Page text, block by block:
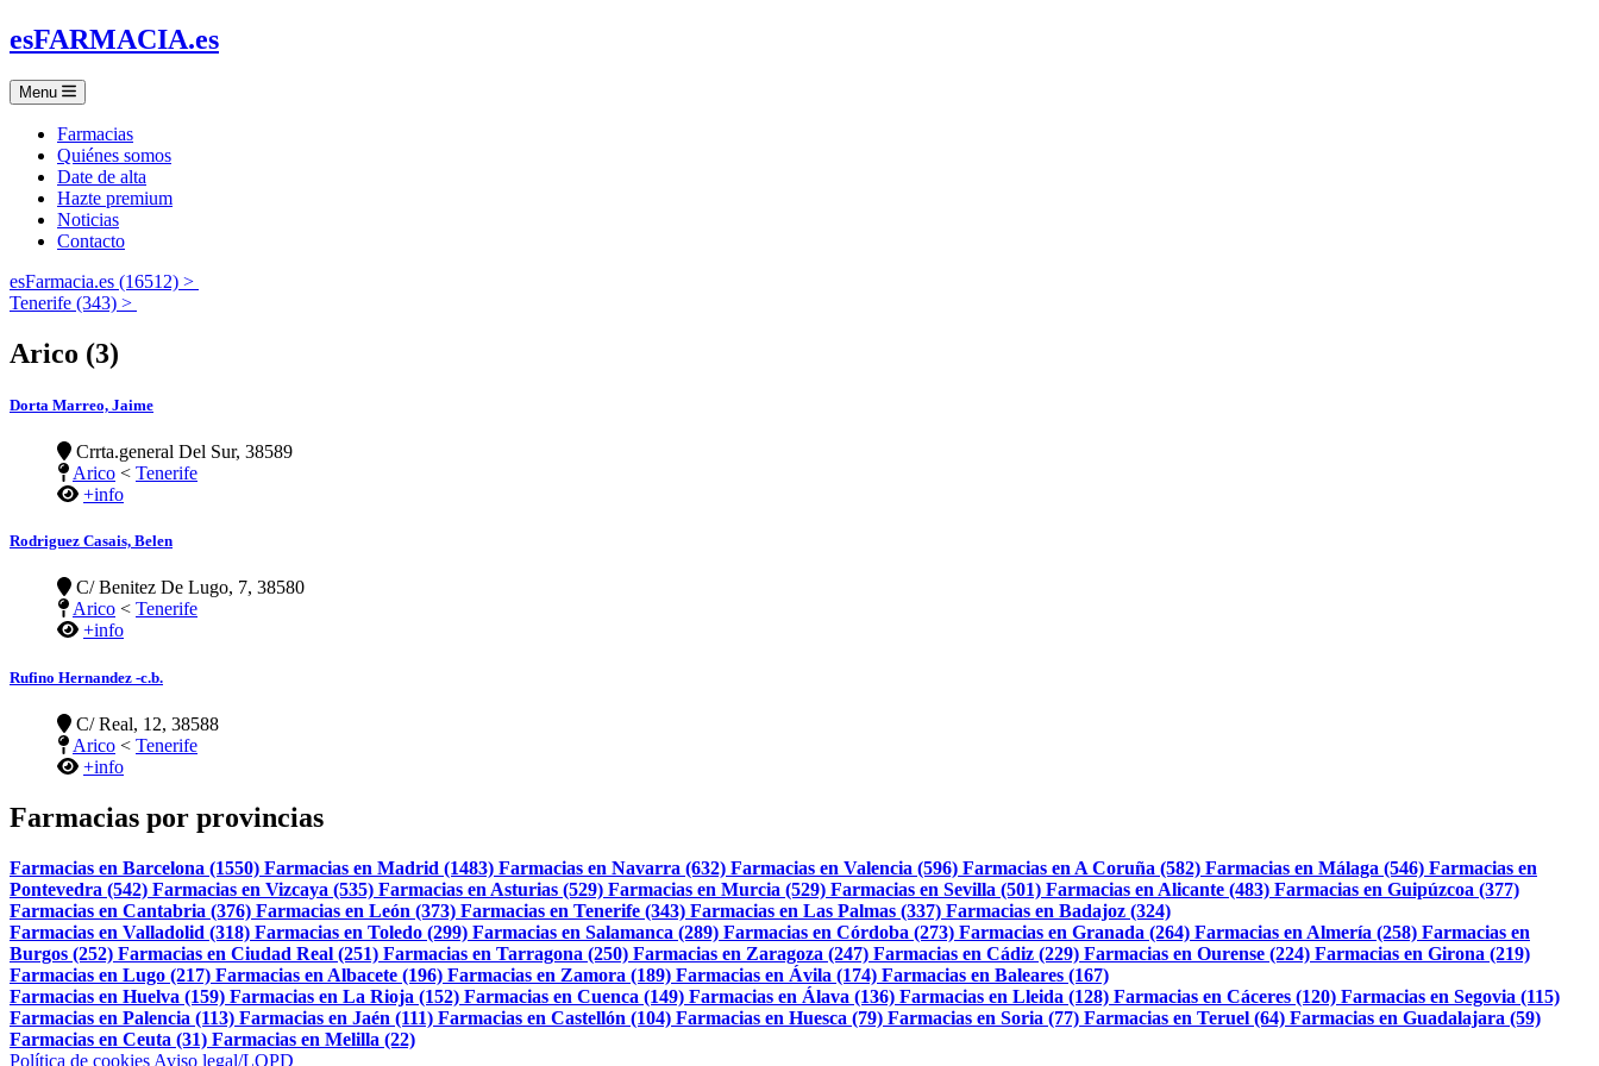
esFARMACIA.es
Menu
Farmacias
Quiénes somos
Date de alta
Hazte premium
Noticias
Contacto
esFarmacia.es (16512) >
Tenerife (343) >
Arico (3)
Dorta Marreo, Jaime
Crrta.general Del Sur, 38589
Arico < Tenerife
+info
Rodriguez Casais, Belen
C/ Benitez De Lugo, 7, 38580
Arico < Tenerife
+info
Rufino Hernandez -c.b.
C/ Real, 12, 38588
Arico < Tenerife
+info
Farmacias por provincias
Farmacias en Barcelona (1550) Farmacias en Madrid (1483) Farmacias en Navarra (632) Farmacias en Valencia (596) Farmacias en A Coruña (582) Farmacias en Málaga (546) Farmacias en
Pontevedra (542) Farmacias en Vizcaya (535) Farmacias en Asturias (529) Farmacias en Murcia (529) Farmacias en Sevilla (501) Farmacias en Alicante (483) Farmacias en Guipúzcoa (377)
Farmacias en Cantabria (376) Farmacias en León (373) Farmacias en Tenerife (343) Farmacias en Las Palmas (337) Farmacias en Badajoz (324)
Farmacias en Valladolid (318) Farmacias en Toledo (299) Farmacias en Salamanca (289) Farmacias en Córdoba (273) Farmacias en Granada (264) Farmacias en Almería (258) Farmacias en
Burgos (252) Farmacias en Ciudad Real (251) Farmacias en Tarragona (250) Farmacias en Zaragoza (247) Farmacias en Cádiz (229) Farmacias en Ourense (224) Farmacias en Girona (219)
Farmacias en Lugo (217) Farmacias en Albacete (196) Farmacias en Zamora (189) Farmacias en Ávila (174) Farmacias en Baleares (167)
Farmacias en Huelva (159) Farmacias en La Rioja (152) Farmacias en Cuenca (149) Farmacias en Álava (136) Farmacias en Lleida (128) Farmacias en Cáceres (120) Farmacias en Segovia (115)
Farmacias en Palencia (113) Farmacias en Jaén (111) Farmacias en Castellón (104) Farmacias en Huesca (79) Farmacias en Soria (77) Farmacias en Teruel (64) Farmacias en Guadalajara (59)
Farmacias en Ceuta (31) Farmacias en Melilla (22)
Política de cookies Aviso legal/LOPD